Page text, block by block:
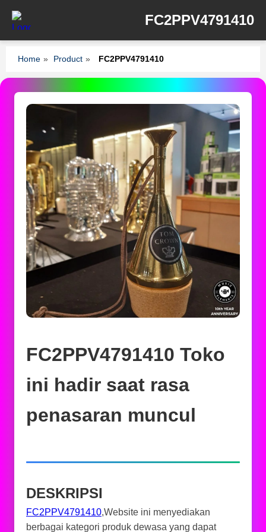
FC2PPV4791410
Home » Product » FC2PPV4791410
FC2PPV4791410 Toko
ini hadir saat rasa
penasaran muncul
DESKRIPSI
FC2PPV4791410,Website ini menyediakan
berbagai kategori produk dewasa yang dapat